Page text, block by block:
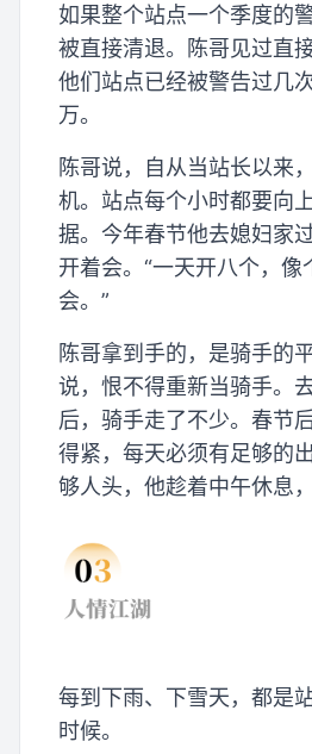
如果整个站点一个季度的
被直接清退。陈哥见过直
他们站点已经被警告过几
万。
陈哥说，自从当站长以来
机。站点每个小时都要向
据。今年春节他去媳妇家
开着会。“一天开八个，像
会。”
陈哥拿到手的，是骑手的
说，恨不得重新当骑手。
后，骑手走了不少。春节
得紧，每天必须有足够的
够人头，他趁着中午休息
每到下雨、下雪天，都是
时候。